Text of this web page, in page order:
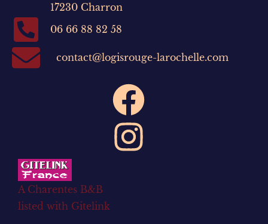
17230 Charron
06 66 88 82 58
contact@logisrouge-larochelle.com
A Charentes B&B
listed with Gitelink